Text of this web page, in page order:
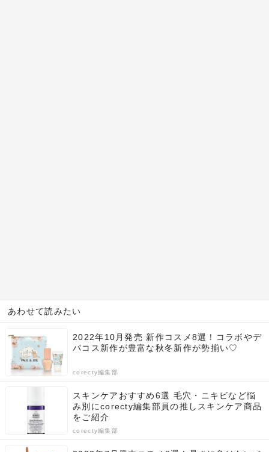
あわせて読みたい
2022年10月発売 新作コスメ8選！コラボやデ
パコス新作が豊富な秋冬新作が勢揃い♡
corecty編集部
スキンケアおすすめ6選 毛穴・ニキビなど悩
み別にcorecty編集部員の推しスキンケア商品
をご紹介
corecty編集部